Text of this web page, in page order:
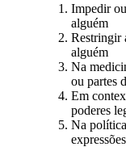
Impedir
alguém
Restringir
alguém
Na
ou partes
Em
poderes
Na